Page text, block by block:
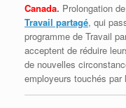
Canada. Prolongation
Travail partagé, qui
programme de Travail
acceptent de réduire
de nouvelles
employeurs touchés par